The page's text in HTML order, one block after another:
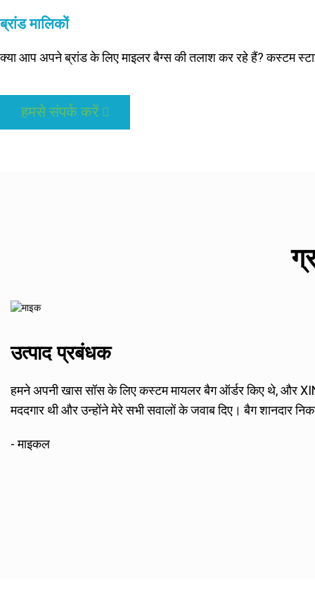
ब्रांड मालिकों
क्या आप अपने ब्रांड के लिए माइलर बैग्स की तलाश कर रहे हैं? कस्टम
हमसे संपर्क करें
उत्पाद प्रबंधक
हमने अपनी खास सॉस के लिए कस्टम मायलर बैग ऑर्डर किए थे, और
मददगार थी और उन्होंने मेरे सभी सवालों के जवाब दिए। बैग शानदार
- माइकल